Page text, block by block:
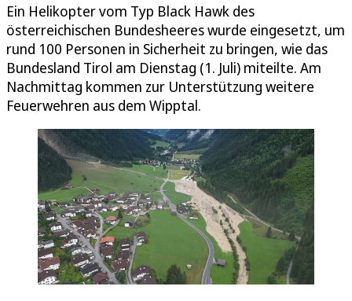
Ein Helikopter vom Typ Black Hawk des
österreichischen Bundesheeres wurde eingesetzt, um
rund 100 Personen in Sicherheit zu bringen, wie das
Bundesland Tirol am Dienstag (1. Juli) miteilte. Am
Nachmittag kommen zur Unterstützung weitere
Feuerwehren aus dem Wipptal.